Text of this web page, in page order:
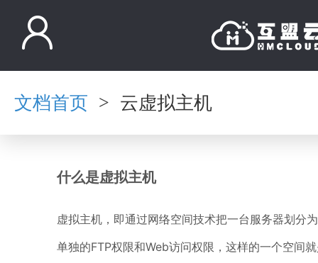
文档首页 > 云虚拟主机
什么是虚拟主机
虚拟主机，即通过网络空间技术把一台服务器划分
单独的FTP权限和Web访问权限，这样的一个空间